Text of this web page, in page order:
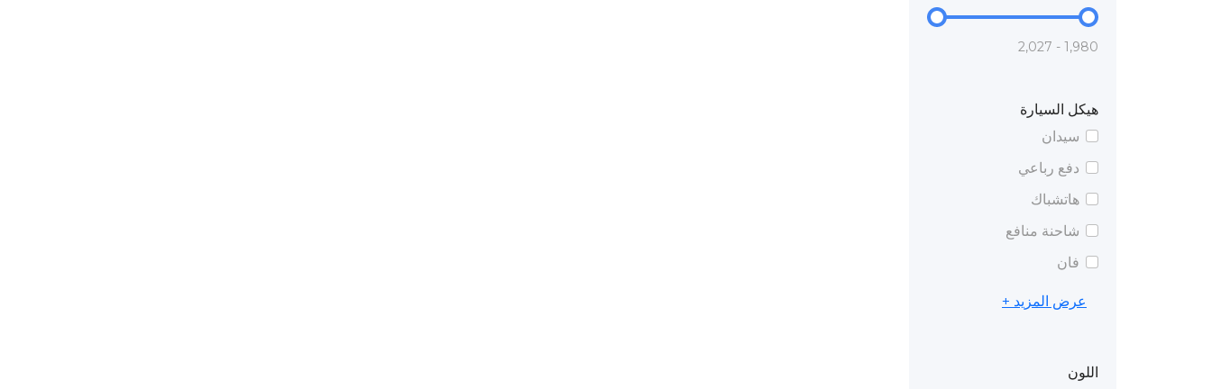
1,980 - 2,027
هيكل السيارة
سيدان
دفع رباعي
هاتشباك
شاحنة منافع
فان
عرض المزيد +
اللون